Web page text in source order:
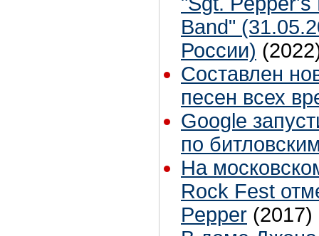
Band"
России)
Составлен
песен всех
Google
по
На
Rock Fest
Pepper (2017)